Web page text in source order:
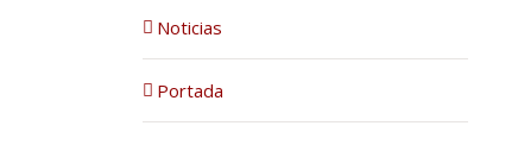
Noticias
Portada